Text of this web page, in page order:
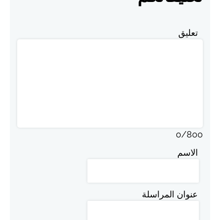
تعليق
0/800
الاسم
عنوان المراسلة